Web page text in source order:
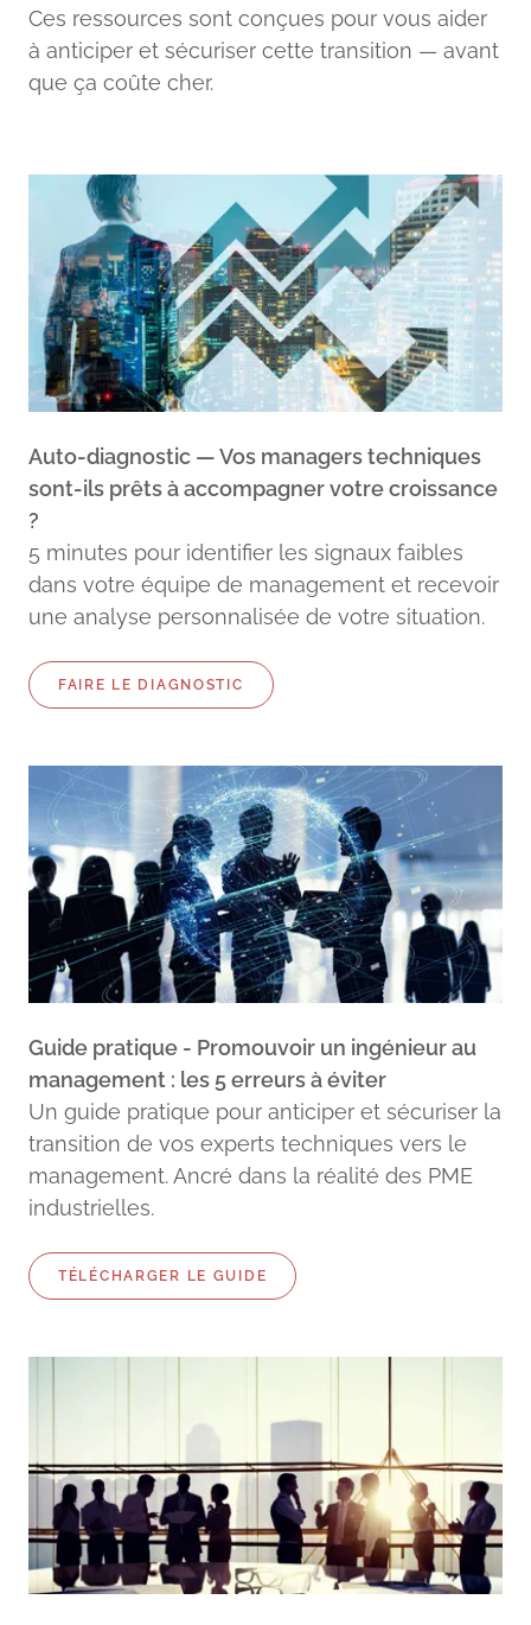
Ces ressources sont conçues pour vous aider
à anticiper et sécuriser cette transition — avant
que ça coûte cher.
Auto-diagnostic — Vos managers techniques
sont-ils prêts à accompagner votre croissance
?
5 minutes pour identifier les signaux faibles
dans votre équipe de management et recevoir
une analyse personnalisée de votre situation.
FAIRE LE DIAGNOSTIC
Guide pratique - Promouvoir un ingénieur au
management : les 5 erreurs à éviter
Un guide pratique pour anticiper et sécuriser la
transition de vos experts techniques vers le
management. Ancré dans la réalité des PME
industrielles.
TÉLÉCHARGER LE GUIDE